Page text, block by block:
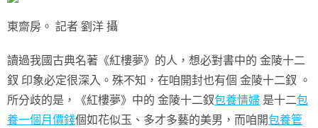
東齋房。 記者 劉洋 攝
讀過我國古典名著《紅樓夢》的人，想必對書中的 金陵十二
釵 印象必定很深入。殊不知，在咱開封也有個 金陵十二釵 。
所分歧的是，《紅樓夢》中的 金陵十二釵包養情婦 是十二包
養一個月價錢個如花似玉、多才多藝的美男，而咱開包養管